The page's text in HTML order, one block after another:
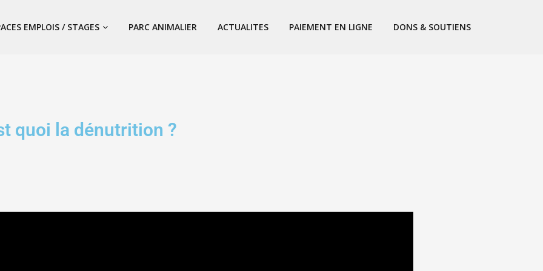
EMPLOIS / STAGES PARC ANIMALIER ACTUALITES PAIEMENT EN LIGNE DONS & SOUTIENS
quoi la dénutrition ?